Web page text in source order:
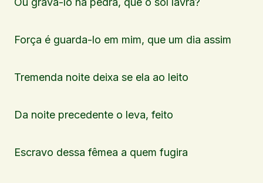
Força é guarda-lo em mim, que um dia assim
Tremenda noite deixa se ela ao leito
Da noite precedente o leva, feito
Escravo dessa fêmea a quem fugira